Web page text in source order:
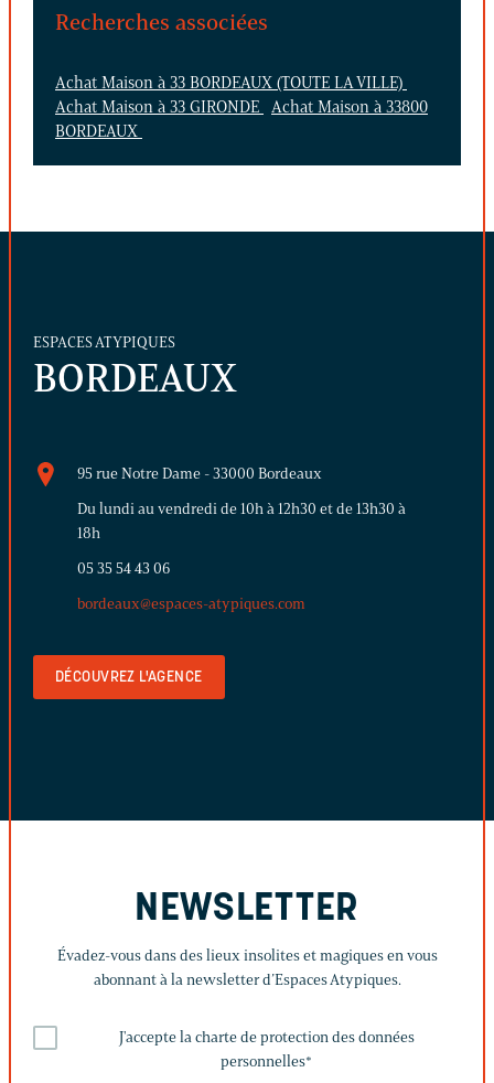
Recherches associées
Achat Maison à 33 BORDEAUX (TOUTE LA VILLE)
Achat Maison à 33 GIRONDE
Achat Maison à 33800
BORDEAUX
ESPACES ATYPIQUES
BORDEAUX
95 rue Notre Dame - 33000 Bordeaux
Du lundi au vendredi de 10h à 12h30 et de 13h30 à
18h
05 35 54 43 06
bordeaux@espaces-atypiques.com
DÉCOUVREZ L'AGENCE
NEWSLETTER
Évadez-vous dans des lieux insolites et magiques en vous
abonnant à la newsletter d’Espaces Atypiques.
J'accepte la charte de protection des données
personnelles*